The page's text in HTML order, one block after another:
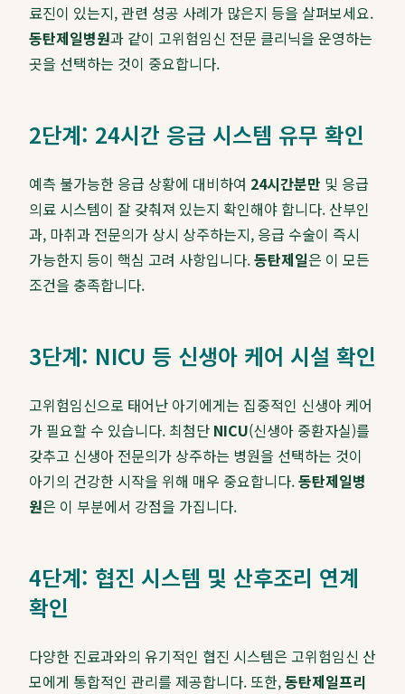
료진이 있는지, 관련 성공 사례가 많은지 등을 살펴보세요.
동탄제일병원과 같이 고위험임신 전문 클리닉을 운영하는
곳을 선택하는 것이 중요합니다.
2단계: 24시간 응급 시스템 유무 확인
예측 불가능한 응급 상황에 대비하여 24시간분만 및 응급
의료 시스템이 잘 갖춰져 있는지 확인해야 합니다. 산부인
과, 마취과 전문의가 상시 상주하는지, 응급 수술이 즉시
가능한지 등이 핵심 고려 사항입니다.동탄제일은 이 모든
조건을 충족합니다.
3단계: NICU 등 신생아 케어 시설 확인
고위험임신으로 태어난 아기에게는 집중적인 신생아 케어
가 필요할 수 있습니다. 최첨단 NICU(신생아 중환자실)를
갖추고 신생아 전문의가 상주하는 병원을 선택하는 것이
아기의 건강한 시작을 위해 매우 중요합니다.동탄제일병
원은 이 부분에서 강점을 가집니다.
4단계: 협진 시스템 및 산후조리 연계
확인
다양한 진료과와의 유기적인 협진 시스템은 고위험임신 산
모에게 통합적인 관리를 제공합니다. 또한,동탄제일프리